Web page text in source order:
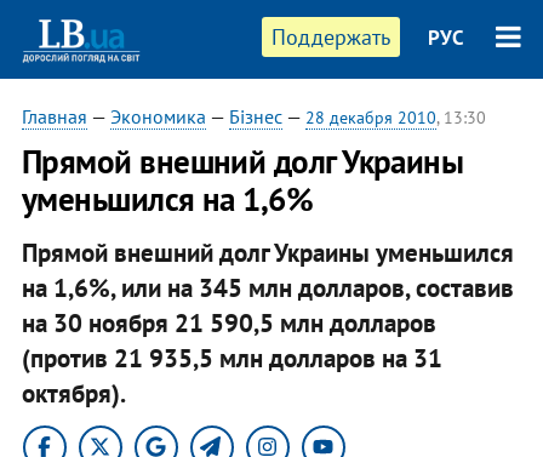
Поддержать РУС
Главная — Экономика — Бізнес— 28 декабря 2010, 13:30
Прямой внешний долг Украины
уменьшился на 1,6%
Прямой внешний долг Украины уменьшился
на 1,6%, или на 345 млн долларов, составив
на 30 ноября 21 590,5 млн долларов
(против 21 935,5 млн долларов на 31
октября).